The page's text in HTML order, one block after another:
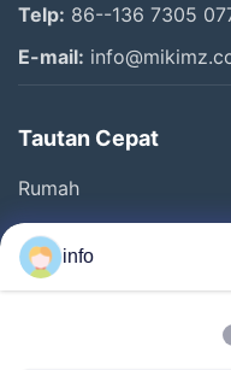
Telp: 86--136 7305
E-mail:
Tautan Cepat
Rumah
Produk
Pertunjukan VR
info